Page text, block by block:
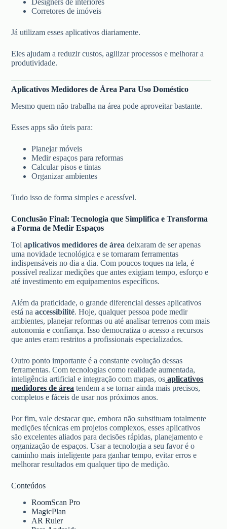
Designers de interiores
Corretores de imóveis
Já utilizam esses aplicativos diariamente.
Eles ajudam a reduzir custos, agilizar processos e melhorar a
produtividade.
Aplicativos Medidores de Área Para Uso Doméstico
Mesmo quem não trabalha na área pode aproveitar bastante.
Esses apps são úteis para:
Planejar móveis
Medir espaços para reformas
Calcular pisos e tintas
Organizar ambientes
Tudo isso de forma simples e acessível.
Conclusão Final: Tecnologia que Simplifica e Transforma
a Forma de Medir Espaços
Toiaplicativos medidores de área deixaram de ser apenas
uma novidade tecnológica e se tornaram ferramentas
indispensáveis no dia a dia. Com poucos toques na tela, é
possível realizar medições que antes exigiam tempo, esforço e
até investimento em equipamentos específicos.
Além da praticidade, o grande diferencial desses aplicativos
está naaccessibilité. Hoje, qualquer pessoa pode medir
ambientes, planejar reformas ou até analisar terrenos com mais
autonomia e confiança. Isso democratiza o acesso a recursos
que antes eram restritos a profissionais especializados.
Outro ponto importante é a constante evolução dessas
ferramentas. Com tecnologias como realidade aumentada,
inteligência artificial e integração com mapas, os aplicativos
medidores de área tendem a se tornar ainda mais precisos,
completos e fáceis de usar nos próximos anos.
Por fim, vale destacar que, embora não substituam totalmente
medições técnicas em projetos complexos, esses aplicativos
são excelentes aliados para decisões rápidas, planejamento e
organização de espaços. Usar a tecnologia a seu favor é o
caminho mais inteligente para ganhar tempo, evitar erros e
melhorar resultados em qualquer tipo de medição.
Conteúdos
RoomScan Pro
MagicPlan
AR Ruler